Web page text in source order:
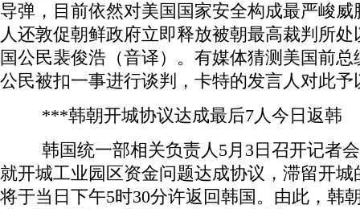
导弹，目前依然对美国国家安全构成最严峻
人还敦促朝鲜政府立即释放被朝最高裁判所
国公民裴俊浩（音译）。有媒体猜测美国前
公民被扣一事进行谈判，卡特的发言人对此予
***韩朝开城协议达成最后7人今日返韩
韩国统一部相关负责人5月3日召开记者
就开城工业园区资金问题达成协议，滞留开城
将于当日下午5时30分许返回韩国。由此，韩